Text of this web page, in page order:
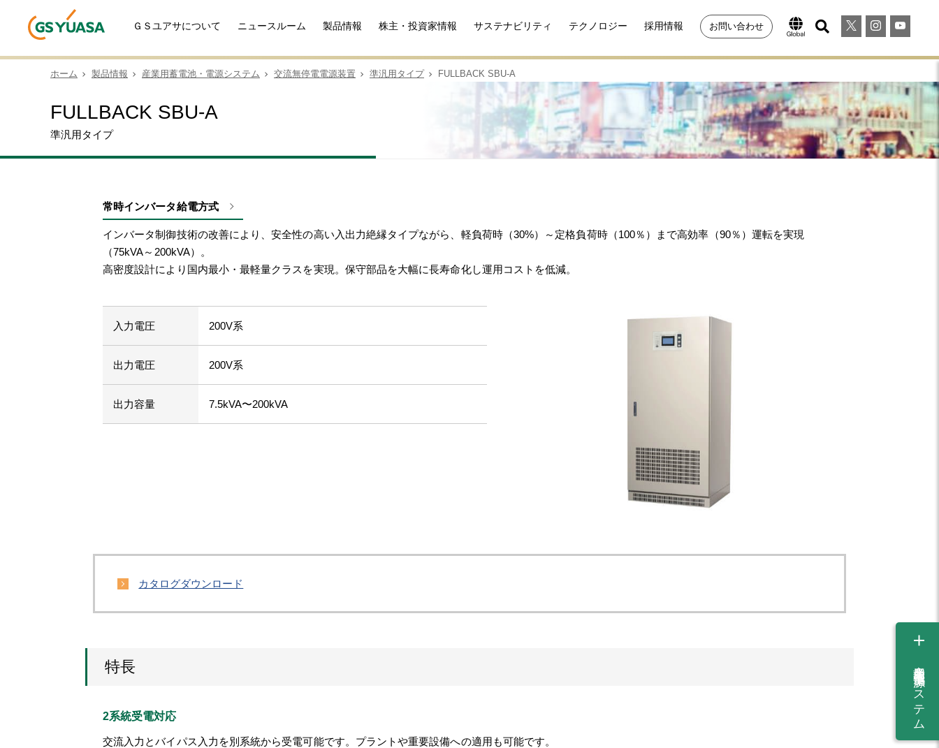
ＧＳユアサについて ニュースルーム 製品情報 株主・投資家情報 サステナビリティ テクノロジー 採用情報 お問い合わせ
ホーム 製品情報 産業用蓄電池・電源システム 交流無停電電源装置 準汎用タイプ FULLBACK SBU-A
FULLBACK SBU-A
準汎用タイプ
産業用蓄電池・電源システム
常時インバータ給電方式
インバータ制御技術の改善により、安全性の高い入出力絶縁タイプながら、軽負荷時（30%）～定格負荷時（100％）まで高効率（90％）運転を実現
（75kVA～200kVA）。
高密度設計により国内最小・最軽量クラスを実現。保守部品を大幅に長寿命化し運用コストを低減。
入力電圧 200V系
出力電圧 200V系
出力容量 7.5kVA〜200kVA
カタログダウンロード
特長
2系統受電対応
交流入力とバイパス入力を別系統から受電可能です。プラントや重要設備への適用も可能です。